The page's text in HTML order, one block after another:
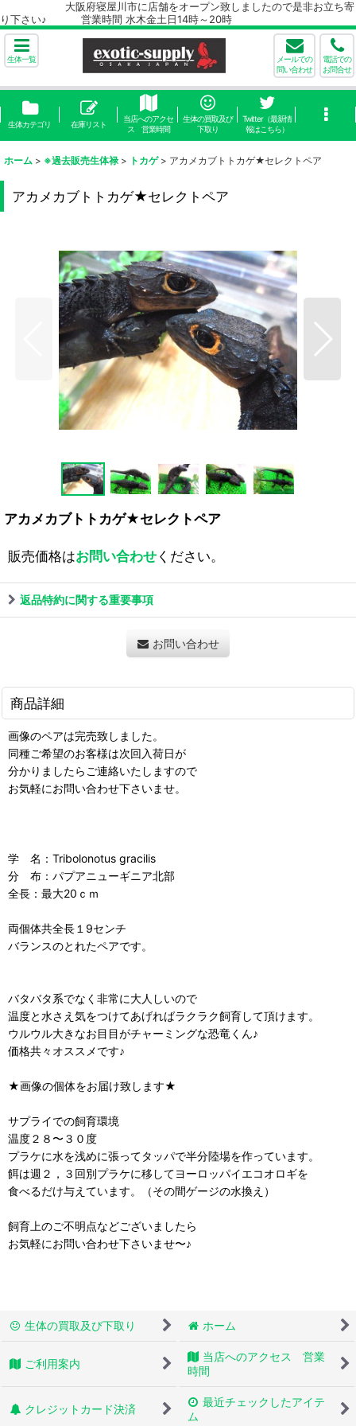
大阪府寝屋川市に店舗をオープン致しましたので是非お立ち寄
り下さい♪ 営業時間 水木金土日14時～20時
生体一覧
メールでの
問い合わせ
電話での
お問合せ
生体カテゴリ 在庫リスト
当店へのアクセ
ス 営業時間
生体の買取及び
下取り
Twitter（最新情
報はこちら）
ホーム > ※過去販売生体禄 > トカゲ > アカメカブトトカゲ★セレクトペア
アカメカブトトカゲ★セレクトペア
アカメカブトトカゲ★セレクトペア
販売価格はお問い合わせください。
返品特約に関する重要事項
お問い合わせ
商品詳細
画像のペアは完売致しました。
同種ご希望のお客様は次回入荷日が
分かりましたらご連絡いたしますので
お気軽にお問い合わせ下さいませ。
学 名：Tribolonotus gracilis
分 布：パプアニューギニア北部
全長：最大20ｃｍ
両個体共全長１9センチ
バランスのとれたペアです。
バタバタ系でなく非常に大人しいので
温度と水さえ気をつけてあげればラクラク飼育して頂けます。
ウルウル大きなお目目がチャーミングな恐竜くん♪
価格共々オススメです♪
★画像の個体をお届け致します★
サプライでの飼育環境
温度２８〜３０度
プラケに水を浅めに張ってタッパで半分陸場を作っています。
餌は週２，３回別プラケに移してヨーロッパイエコオロギを
食べるだけ与えています。（その間ゲージの水換え）
飼育上のご不明点などございましたら
お気軽にお問い合わせ下さいませ〜♪
生体の買取及び下取り ホーム
ご利用案内
当店へのアクセス 営業
時間
クレジットカード決済
最近チェックしたアイテ
ム